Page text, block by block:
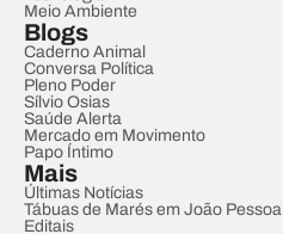
Meio Ambiente
Blogs
Caderno Animal
Conversa Política
Pleno Poder
Sílvio Osias
Saúde Alerta
Mercado em Movimento
Papo Íntimo
Mais
Últimas Notícias
Tábuas de Marés em João Pessoa
Editais